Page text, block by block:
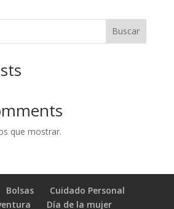
Buscar
que mostrar.
Bolsas
Cuidado Personal
Día de la mujer